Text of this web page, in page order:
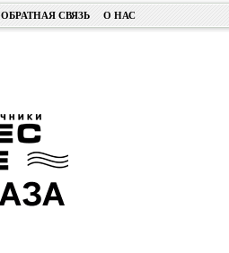
ОБРАТНАЯ СВЯЗЬ О НАС